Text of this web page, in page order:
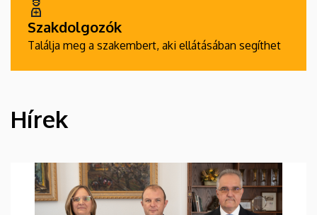
Szakdolgozók
Találja meg a szakembert, aki ellátásában segíthet
HÍREK
Hírek